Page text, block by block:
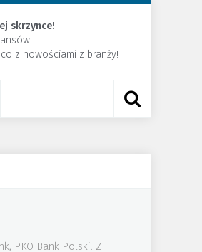
skrzynce!
z nowościami z branży!
PKO Bank Polski. Z